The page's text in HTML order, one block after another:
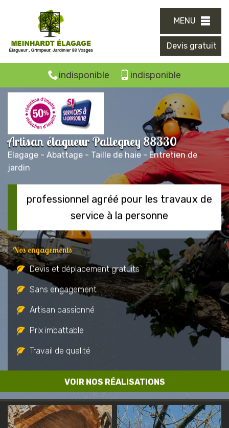
MENU
Devis gratuit
indisponible indisponible
Artisan élagueur Pallegney 88330
Elagage - Abattage - Taille de haie - Entretien de
jardin
VOIR NOS RÉALISATIONS
professionnel agréé pour les travaux de
service à la personne
Nos engagements
Devis et déplacement gratuits
Sans engagement
Artisan passionné
Prix imbattable
Travail de qualité